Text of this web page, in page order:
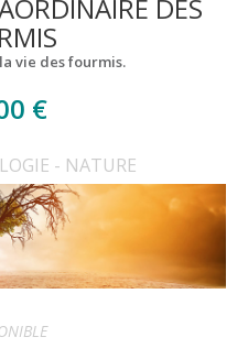
DES
vie des fourmis.
€
- NATURE